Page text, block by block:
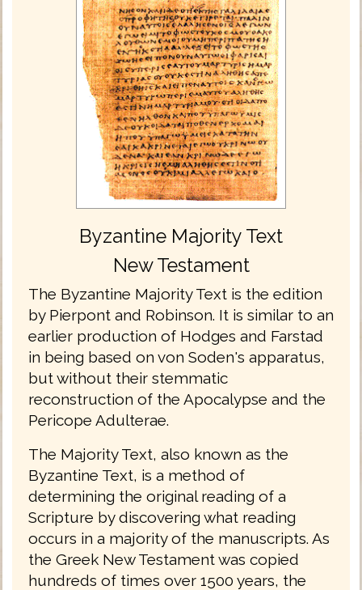
Byzantine Majority Text
New Testament
The Byzantine Majority Text is the edition
by Pierpont and Robinson. It is similar to an
earlier production of Hodges and Farstad
in being based on von Soden's apparatus,
but without their stemmatic
reconstruction of the Apocalypse and the
Pericope Adulterae.
The Majority Text, also known as the
Byzantine Text, is a method of
determining the original reading of a
Scripture by discovering what reading
occurs in a majority of the manuscripts. As
the Greek New Testament was copied
hundreds of times over 1500 years, the